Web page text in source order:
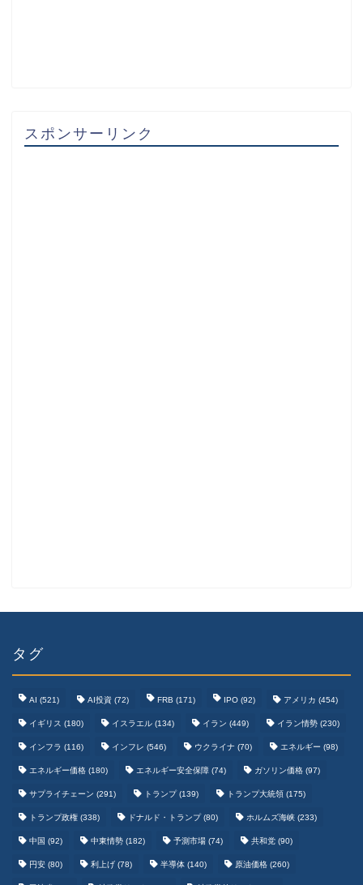
スポンサーリンク
タグ
AI (521) AI投資 (72) FRB (171) IPO (92) アメリカ (454)
イギリス (180) イスラエル (134) イラン (449) イラン情勢 (230)
インフラ (116) インフレ (546) ウクライナ (70) エネルギー (98)
エネルギー価格 (180) エネルギー安全保障 (74) ガソリン価格 (97)
サプライチェーン (291) トランプ(139) トランプ大統領 (175)
トランプ政権 (338) ドナルド・トランプ(80) ホルムズ海峡 (233)
中国 (92) 中東情勢 (182) 予測市場 (74) 共和党 (90)
円安 (80) 利上げ (78) 半導体 (140) 原油価格 (260)
野球まとめ